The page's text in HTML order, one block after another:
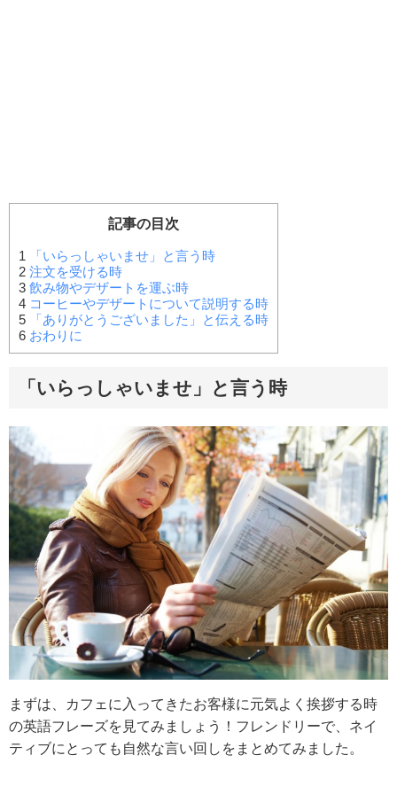
記事の目次
1 「いらっしゃいませ」と言う時
2 注文を受ける時
3 飲み物やデザートを運ぶ時
4 コーヒーやデザートについて説明する時
5 「ありがとうございました」と伝える時
6 おわりに
「いらっしゃいませ」と言う時
まずは、カフェに入ってきたお客様に元気よく挨拶する時
の英語フレーズを見てみましょう！フレンドリーで、ネイ
ティブにとっても自然な言い回しをまとめてみました。